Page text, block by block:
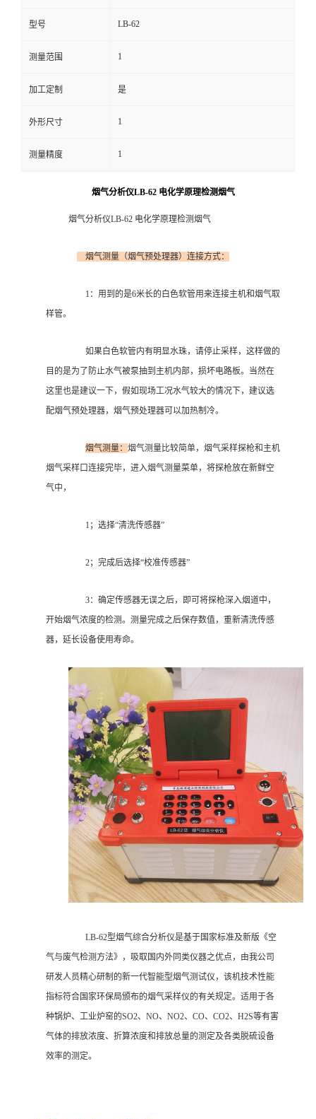
线
型号 LB-62
测量范围 1
加工定制 是
外形尺寸 1
测量精度 1
烟气分析仪LB-62 电化学原理检测烟气
烟气分析仪LB-62 电化学原理检测烟气
烟气测量（烟气预处理器）连接方式：
1：用到的是6米长的白色软管用来连接主机和烟气取
样管。
如果白色软管内有明显水珠，请停止采样，这样做的
目的是为了防止水气被泵抽到主机内部，损坏电路板。当然在
这里也是建议一下，假如现场工况水气较大的情况下，建议选
配烟气预处理器，烟气预处理器可以加热制冷。
烟气测量： 烟气测量比较简单，烟气采样探枪和主机
烟气采样口连接完毕，进入烟气测量菜单，将探枪放在新鲜空
气中，
1；选择“清洗传感器”
2；完成后选择“校准传感器”
3：确定传感器无误之后，即可将探枪深入烟道中，
开始烟气浓度的检测。测量完成之后保存数值，重新清洗传感
器，延长设备使用寿命。
LB-62型烟气综合分析仪是基于国家标准及新版《空
气与废气检测方法》，吸取国内外同类仪器之优点，由我公司
研发人员精心研制的新一代智能型烟气测试仪，该机技术性能
指标符合国家环保局颁布的烟气采样仪的有关规定。适用于各
种锅炉、工业炉窑的SO2、NO、NO2、CO、CO2、H2S等有害
气体的排放浓度、折算浓度和排放总量的测定及各类脱硫设备
效率的测定。